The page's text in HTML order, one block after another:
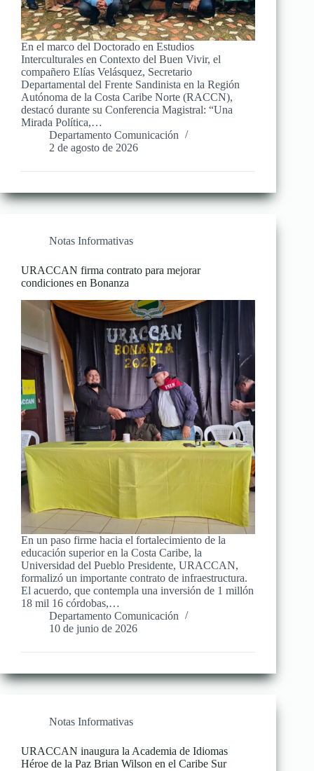
En el marco del Doctorado en Estudios
Interculturales en Contexto del Buen Vivir, el
compañero Elías Velásquez, Secretario
Departamental del Frente Sandinista en la Región
Autónoma de la Costa Caribe Norte (RACCN),
destacó durante su Conferencia Magistral: “Una
Mirada Política,…
Departamento Comunicación
2 de agosto de 2026
Notas Informativas
URACCAN firma contrato para mejorar
condiciones en Bonanza
En un paso firme hacia el fortalecimiento de la
educación superior en la Costa Caribe, la
Universidad del Pueblo Presidente, URACCAN,
formalizó un importante contrato de infraestructura.
El acuerdo, que contempla una inversión de 1 millón
18 mil 16 córdobas,…
Departamento Comunicación
10 de junio de 2026
Notas Informativas
URACCAN inaugura la Academia de Idiomas
Héroe de la Paz Brian Wilson en el Caribe Sur